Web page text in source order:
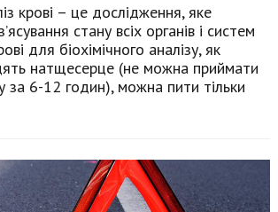
крові – це дослідження, яке
стану всіх органів і систем
для біохімічного аналізу, як
натщесерце (не можна приймати
за 6-12 годин), можна пити тільки